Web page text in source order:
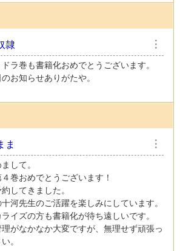
隷 ︙
ラ巻も書籍化おめでとうございます。
お知らせありがたや。
ま ︙
して。
巻おめでとうございます！
してきました。
河先生のご活躍を楽しみにしています。
ライズの方も書籍化が待ち遠しいです。
がなかなか大変ですが、無理せず頑張っ
。